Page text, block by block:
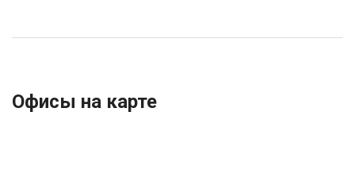
Офисы на карте